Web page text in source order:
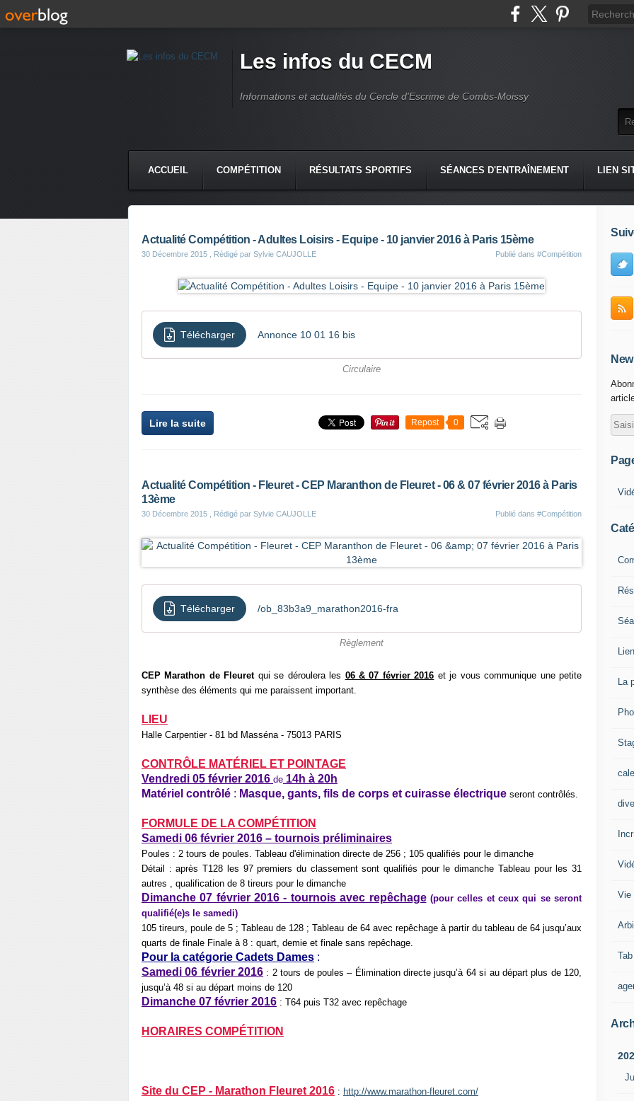
Les infos du CECM
Informations et actualités du Cercle d'Escrime de Combs-Moissy
ACCUEIL COMPÉTITION RÉSULTATS SPORTIFS SÉANCES D'ENTRAÎNEMENT LIEN
Actualité Compétition - Adultes Loisirs - Equipe - 10 janvier 2016 à Paris 15ème
30 Décembre 2015 , Rédigé par Sylvie CAUJOLLE Publié dans #Compétition
Télécharger Annonce 10 01 16 bis
Circulaire
Lire la suite Repost 0
Actualité Compétition - Fleuret - CEP Maranthon de Fleuret - 06 & 07 février 2016 à Paris
13ème
30 Décembre 2015 , Rédigé par Sylvie CAUJOLLE Publié dans #Compétition
Télécharger /ob_83b3a9_marathon2016-fra
Règlement
CEP Marathon de Fleuretqui se déroulera les 06 & 07 février 2016 et je vous communique une petite
synthèse des éléments qui me paraissent important.
LIEU
Halle Carpentier - 81 bd Masséna - 75013 PARIS
CONTRÔLE MATÉRIEL ET POINTAGE
Vendredi 05 février 2016 de 14h à 20h
Matériel contrôlé : Masque, gants, fils de corps et cuirasse électrique seront contrôlés.
FORMULE DE LA COMPÉTITION
Samedi 06 février 2016 – tournois préliminaires
Poules : 2 tours de poules. Tableau d'élimination directe de 256 ; 105 qualifiés pour le dimanche
Détail : après T128 les 97 premiers du classement sont qualifiés pour le dimanche Tableau pour les 31
autres , qualification de 8 tireurs pour le dimanche
Dimanche 07 février 2016 - tournois avec repêchage (pour celles et ceux qui se seront
qualifié(e)s le samedi)
105 tireurs, poule de 5 ; Tableau de 128 ; Tableau de 64 avec repêchage à partir du tableau de 64 jusqu’aux
quarts de finale Finale à 8 : quart, demie et finale sans repêchage.
Pour la catégorie Cadets Dames :
Samedi 06 février 2016 : 2 tours de poules – Élimination directe jusqu’à 64 si au départ plus de 120,
jusqu’à 48 si au départ moins de 120
Dimanche 07 février 2016 : T64 puis T32 avec repêchage
HORAIRES COMPÉTITION
Site du CEP - Marathon Fleuret 2016 : http://www.marathon-fleuret.com/
La
Vie
Tab